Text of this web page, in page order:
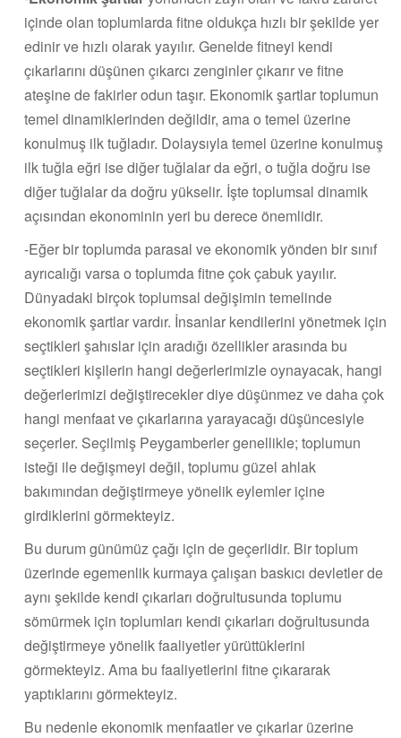
içinde olan toplumlarda fitne oldukça hızlı bir şekilde yer
edinir ve hızlı olarak yayılır. Genelde fitneyi kendi
çıkarlarını düşünen çıkarcı zenginler çıkarır ve fitne
ateşine de fakirler odun taşır. Ekonomik şartlar toplumun
temel dinamiklerinden değildir, ama o temel üzerine
konulmuş ilk tuğladır. Dolaysıyla temel üzerine konulmuş
ilk tuğla eğri ise diğer tuğlalar da eğri, o tuğla doğru ise
diğer tuğlalar da doğru yükselir. İşte toplumsal dinamik
açısından ekonominin yeri bu derece önemlidir.
-Eğer bir toplumda parasal ve ekonomik yönden bir sınıf
ayrıcalığı varsa o toplumda fitne çok çabuk yayılır.
Dünyadaki birçok toplumsal değişimin temelinde
ekonomik şartlar vardır. İnsanlar kendilerini yönetmek için
seçtikleri şahıslar için aradığı özellikler arasında bu
seçtikleri kişilerin hangi değerlerimizle oynayacak, hangi
değerlerimizi değiştirecekler diye düşünmez ve daha çok
hangi menfaat ve çıkarlarına yarayacağı düşüncesiyle
seçerler. Seçilmiş Peygamberler genellikle; toplumun
isteği ile değişmeyi değil, toplumu güzel ahlak
bakımından değiştirmeye yönelik eylemler içine
girdiklerini görmekteyiz.
Bu durum günümüz çağı için de geçerlidir. Bir toplum
üzerinde egemenlik kurmaya çalışan baskıcı devletler de
aynı şekilde kendi çıkarları doğrultusunda toplumu
sömürmek için toplumları kendi çıkarları doğrultusunda
değiştirmeye yönelik faaliyetler yürüttüklerini
görmekteyiz. Ama bu faaliyetlerini fitne çıkararak
yaptıklarını görmekteyiz.
Bu nedenle ekonomik menfaatler ve çıkarlar üzerine